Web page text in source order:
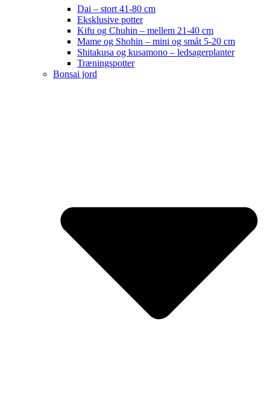
Dai – stort 41-80 cm
Eksklusive potter
Kifu og Chuhin – mellem 21-40 cm
Mame og Shohin – mini og småt 5-20 cm
Shitakusa og kusamono – ledsagerplanter
Træningspotter
Bonsai jord